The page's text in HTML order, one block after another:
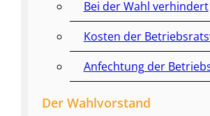
Bei der Wahl verhindert
Kosten der
Anfechtung der
Der Wahlvorstand